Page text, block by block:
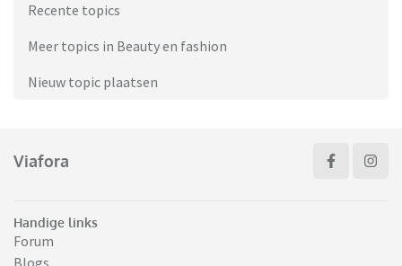
Recente topics
Meer topics in Beauty en fashion
Nieuw topic plaatsen
Viafora
Handige links
Forum